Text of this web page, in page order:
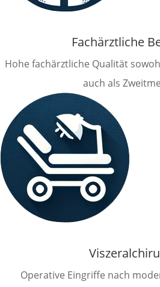
Fachärztliche
Hohe fachärztliche Qualität
auch als
Operative Eingriffe nach